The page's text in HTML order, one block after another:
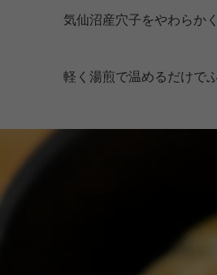
気仙沼産穴子をやわらか
軽く湯煎で温めるだけで